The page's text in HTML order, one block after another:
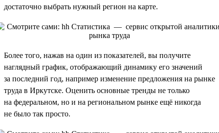
достаточно выбрать нужный регион на карте.
Более того, нажав на один из показателей, вы получите
наглядный график, отображающий динамику его значений
за последний год, например изменение предложения на рынке
труда в Иркутске. Оценить основные тренды не только
на федеральном, но и на региональном рынке ещё никогда
не было так просто.